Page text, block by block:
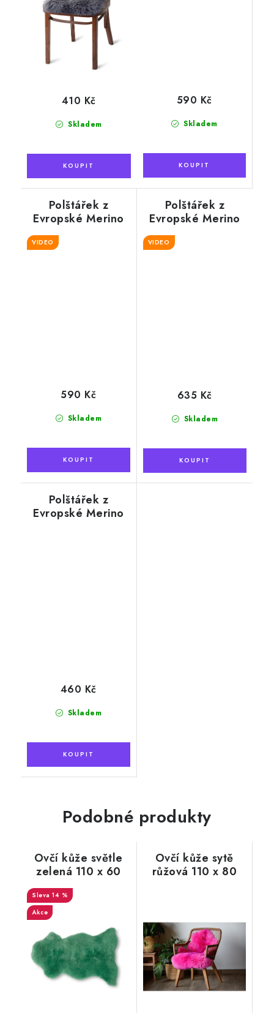
Skladem
410 Kč
Skladem
590 Kč
Polštářek z
Evropské Merino
vlny, slovanský
motiv 40x45 cm
VIDEO
Skladem
590 Kč
Polštářek z
Evropské Merino
vlny, šedý s
peříčky 40x45 cm
VIDEO
Skladem
635 Kč
Polštářek z
Evropské Merino
Skladem
460 Kč
Podobné produkty
Ovčí kůže světle
zelená 110 x 60
cm
14 %
Akce
Ovčí kůže sytě
růžová 110 x 80